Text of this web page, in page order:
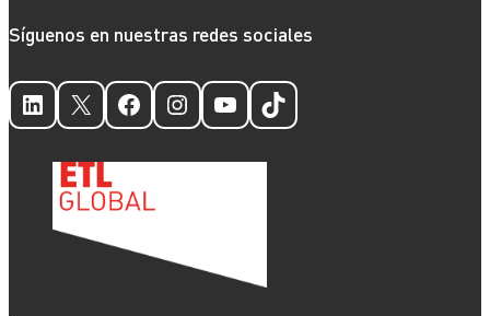
Síguenos en nuestras redes sociales
LinkedIn
X Facebook
Instagram
YouTube
TikTok